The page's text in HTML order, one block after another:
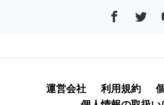
運営会社 利用規約